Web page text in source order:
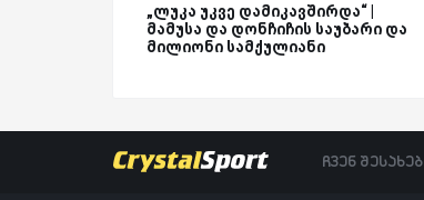
„ლუკა უკვე დამიკავშირდა“ |
მამუსა და დონჩიჩის საუბარი და
მილიონი სამქულიანი
ჩვენ შესახებ